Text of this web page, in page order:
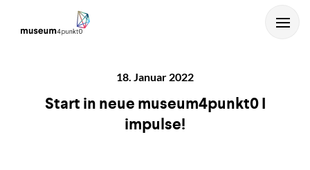
18. Januar 2022
Start in neue museum4punkt0 I
impulse!